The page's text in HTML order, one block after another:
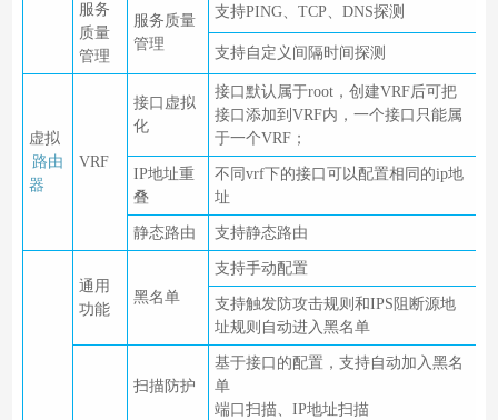
服务
质量
管理
服务质量
管理
支持PING、TCP、DNS探测
支持自定义间隔时间探测
虚拟
路由
器
VRF
接口虚拟
化
接口默认属于root，创建VRF后可把
接口添加到VRF内，一个接口只能属
于一个VRF；
IP地址重
叠
不同vrf下的接口可以配置相同的ip地
址
静态路由 支持静态路由
通用
功能
黑名单
支持手动配置
支持触发防攻击规则和IPS阻断源地
址规则自动进入黑名单
扫描防护
基于接口的配置，支持自动加入黑名
单
端口扫描、IP地址扫描